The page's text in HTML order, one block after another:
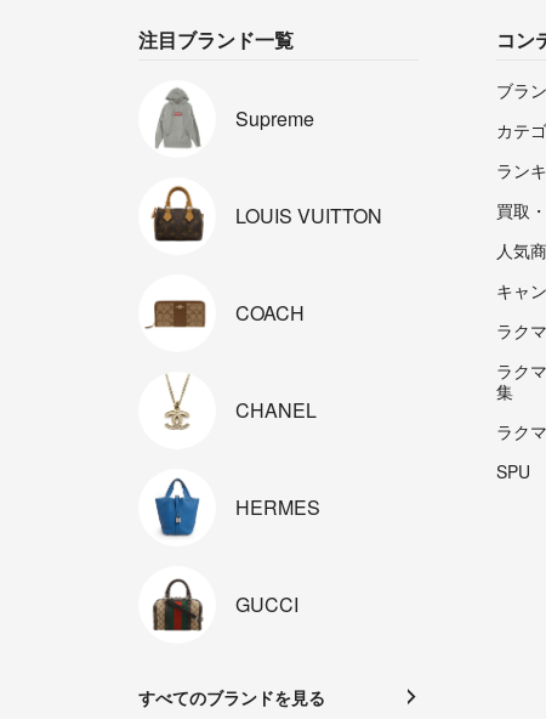
注目ブランド一覧
Supreme
LOUIS VUITTON
COACH
CHANEL
HERMES
GUCCI
すべてのブランドを見る
コン
ブラ
カテ
ラン
買取
人気
キャ
ラク
ラク
集
ラク
SPU